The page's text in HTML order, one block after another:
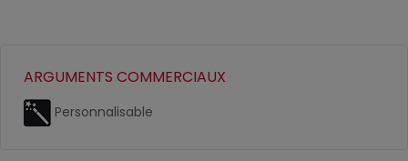
ARGUMENTS COMMERCIAUX
Personnalisable